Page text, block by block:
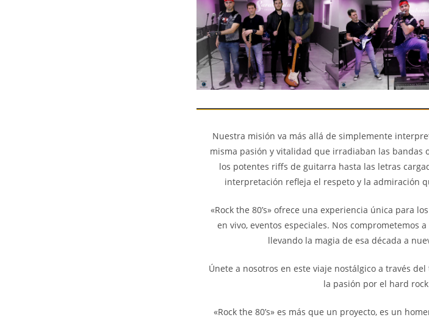
Nuestra misión va más allá de simplemente
misma pasión y vitalidad que irradiaban las bandas
los potentes riffs de guitarra hasta las letras
interpretación refleja el respeto y la admiración
«Rock the 80’s» ofrece una experiencia única para
en vivo, eventos especiales. Nos comprometemos
llevando la magia de esa década a
Únete a nosotros en este viaje nostálgico a través
la pasión por el hard
«Rock the 80’s» es más que un proyecto, es un